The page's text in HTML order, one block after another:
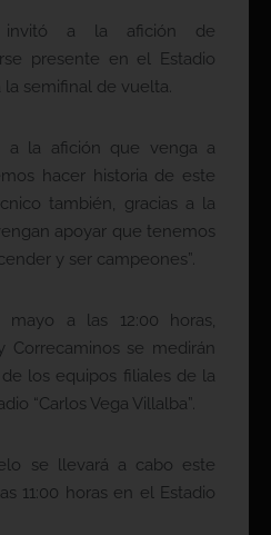
invitó a la afición de
presente en el Estadio
la semifinal de vuelta.
a la afición que venga a
hacer historia de este
también, gracias a la
apoyar que tenemos
y ser campeones”.
a las 12:00 horas,
Correcaminos se medirán
los equipos filiales de la
“Carlos Vega Villalba”.
se llevará a cabo este
11:00 horas en el Estadio